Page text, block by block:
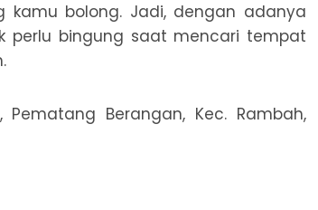
bolong. Jadi, dengan adanya
perlu bingung saat mencari tempat
Pematang Berangan, Kec. Rambah,